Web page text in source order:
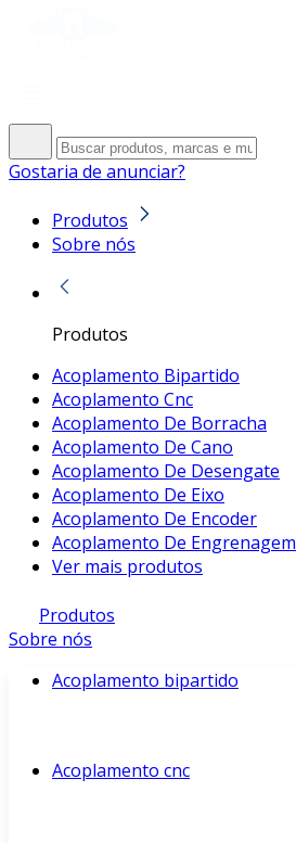
Gostaria de anunciar?
Produtos
Sobre nós
Produtos
Acoplamento Bipartido
Acoplamento Cnc
Acoplamento De Borracha
Acoplamento De Cano
Acoplamento De Desengate
Acoplamento De Eixo
Acoplamento De Encoder
Acoplamento De Engrenagem
Ver mais produtos
Produtos
Sobre nós
Acoplamento bipartido
Acoplamento cnc